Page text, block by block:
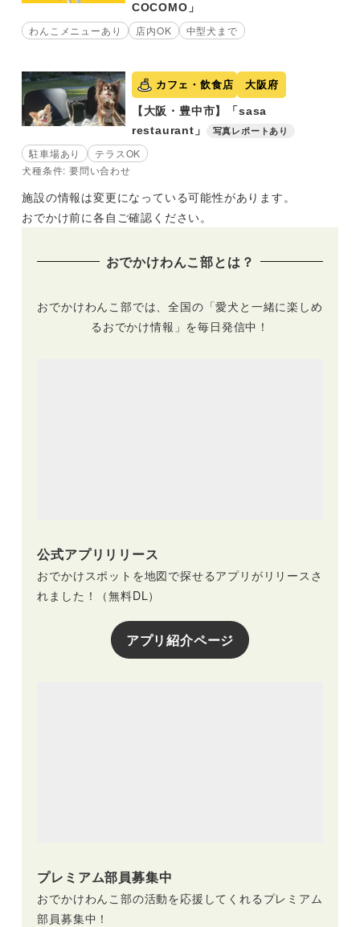
COCOMO」
わんこメニューあり 店内OK 中型犬まで
カフェ・飲食店 大阪府
【大阪・豊中市】「sasa
restaurant」
写真レポートあり
駐車場あり
テラスOK
犬種条件: 要問い合わせ
施設の情報は変更になっている可能性があります。
おでかけ前に各自ご確認ください。
おでかけわんこ部とは？
おでかけわんこ部では、全国の「愛犬と一緒に楽しめ
るおでかけ情報」を毎日発信中！
公式アプリリリース
おでかけスポットを地図で探せるアプリがリリースさ
れました！（無料DL）
アプリ紹介ページ
プレミアム部員募集中
おでかけわんこ部の活動を応援してくれるプレミアム
部員募集中！